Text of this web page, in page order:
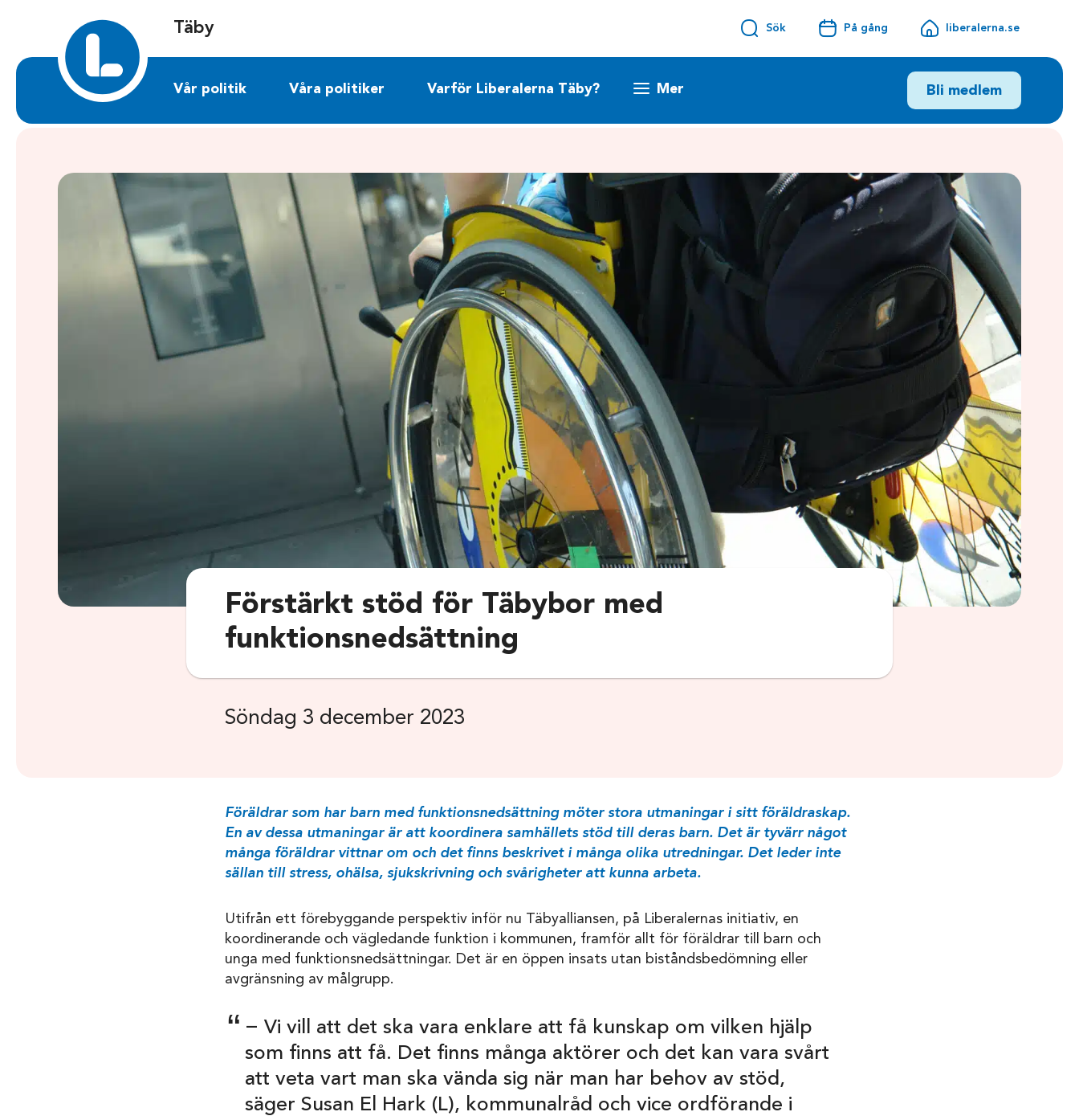
Täby Sök På gång liberalerna.se
Vår politik Våra politiker Varför Liberalerna Täby? Mer Bli medlem
Förstärkt stöd för Täbybor med
funktionsnedsättning
Söndag 3 december 2023
Föräldrar som har barn med funktionsnedsättning möter stora utmaningar i sitt föräldraskap.
En av dessa utmaningar är att koordinera samhällets stöd till deras barn. Det är tyvärr något
många föräldrar vittnar om och det finns beskrivet i många olika utredningar. Det leder inte
sällan till stress, ohälsa, sjukskrivning och svårigheter att kunna arbeta.
Utifrån ett förebyggande perspektiv inför nu Täbyalliansen, på Liberalernas initiativ, en
koordinerande och vägledande funktion i kommunen, framför allt för föräldrar till barn och
unga med funktionsnedsättningar. Det är en öppen insats utan biståndsbedömning eller
avgränsning av målgrupp.
− Vi vill att det ska vara enklare att få kunskap om vilken hjälp
som finns att få. Det finns många aktörer och det kan vara svårt
att veta vart man ska vända sig när man har behov av stöd,
säger Susan El Hark (L), kommunalråd och vice ordförande i